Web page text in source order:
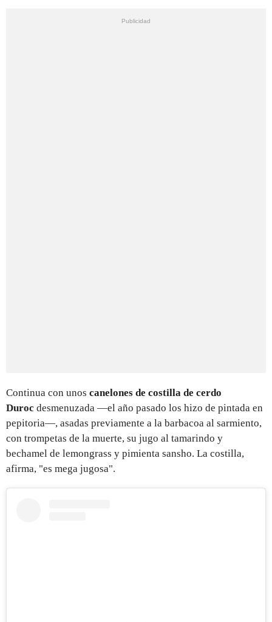
Continua con unos canelones de costilla de cerdo
Duroc desmenuzada —el año pasado los hizo de pintada en
pepitoria—, asadas previamente a la barbacoa al sarmiento,
con trompetas de la muerte, su jugo al tamarindo y
bechamel de lemongrass y pimienta sansho. La costilla,
afirma, "es mega jugosa".